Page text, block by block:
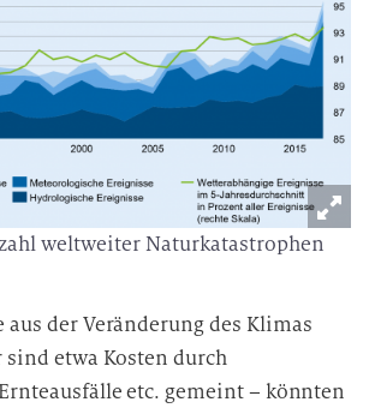
weltweiter Naturkatastrophen
aus der Veränderung des Klimas
etwa Kosten durch
etc. gemeint – könnten